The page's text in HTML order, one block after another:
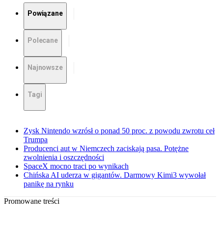
Powiązane
Polecane
Najnowsze
Tagi
Zysk Nintendo wzrósł o ponad 50 proc. z powodu zwrotu ceł
Trumpa
Producenci aut w Niemczech zaciskają pasa. Potężne
zwolnienia i oszczędności
SpaceX mocno traci po wynikach
Chińska AI uderza w gigantów. Darmowy Kimi3 wywołał
panikę na rynku
Promowane treści